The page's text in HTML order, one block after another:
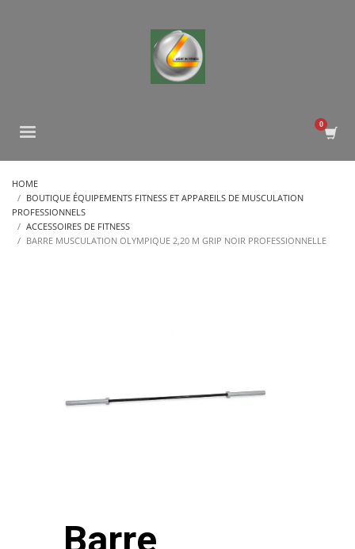
HOME
BOUTIQUE ÉQUIPEMENTS FITNESS ET APPAREILS DE MUSCULATION
PROFESSIONNELS
ACCESSOIRES DE FITNESS
BARRE MUSCULATION OLYMPIQUE 2,20 M GRIP NOIR PROFESSIONNELLE
Barre